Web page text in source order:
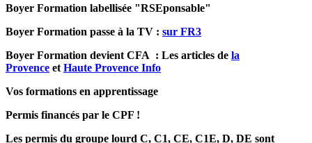
Boyer Formation labellisée "RSEponsable"
Boyer Formation passe à la TV : sur FR3
Boyer Formation devient CFA : Les articles de la
Provence et Haute Provence Info
Vos formations en apprentissage
Permis financés par le CPF !
Les permis du groupe lourd C, C1, CE, C1E, D, DE sont